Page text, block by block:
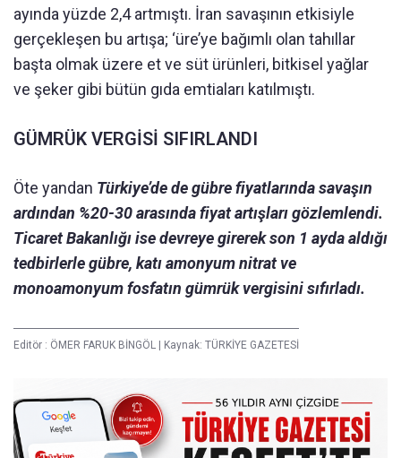
ayında yüzde 2,4 artmıştı. İran savaşının etkisiyle
gerçekleşen bu artışa; ‘üre’ye bağımlı olan tahıllar
başta olmak üzere et ve süt ürünleri, bitkisel yağlar
ve şeker gibi bütün gıda emtiaları katılmıştı.
GÜMRÜK VERGİSİ SIFIRLANDI
Öte yandan Türkiye’de de gübre fiyatlarında savaşın
ardından %20-30 arasında fiyat artışları gözlemlendi.
Ticaret Bakanlığı ise devreye girerek son 1 ayda aldığı
tedbirlerle gübre, katı amonyum nitrat ve
monoamonyum fosfatın gümrük vergisini sıfırladı.
Editör : ÖMER FARUK BİNGÖL Kaynak: TÜRKİYE GAZETESİ